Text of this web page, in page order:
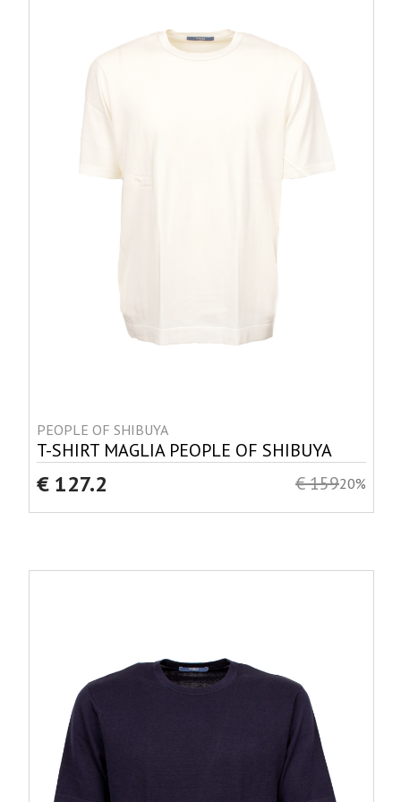
PEOPLE OF SHIBUYA
T-SHIRT MAGLIA PEOPLE OF SHIBUYA
€ 127.2 € 15920%